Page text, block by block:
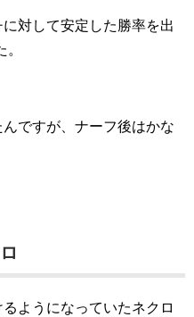
対して安定した勝率を出
ですが、ナーフ後はかな
ようになっていたネクロ